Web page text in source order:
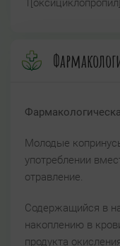
Молодые
употреблении
отравление.
Содержащийся в
накоплению в
продукта